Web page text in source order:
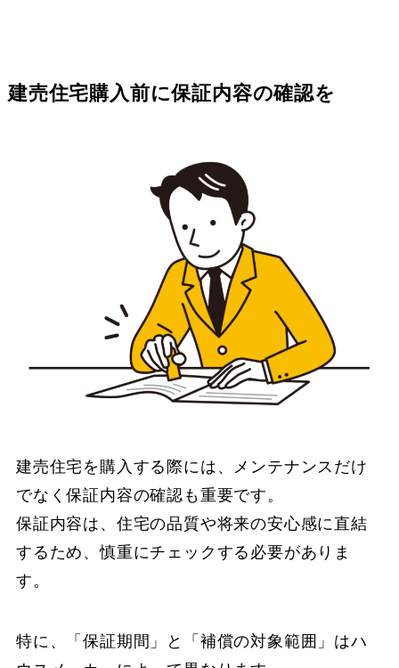
建売住宅購入前に保証内容の確認を
建売住宅を購入する際には、メンテナンスだけ
でなく保証内容の確認も重要です。
保証内容は、住宅の品質や将来の安心感に直結
するため、慎重にチェックする必要がありま
す。
特に、「保証期間」と「補償の対象範囲」はハ